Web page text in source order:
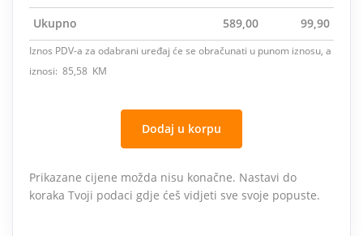
Ukupno 589,00 99,90
Iznos PDV-a za odabrani uređaj će se obračunati u punom iznosu, a
iznosi: 85,58 KM
Dodaj u korpu
Prikazane cijene možda nisu konačne. Nastavi do
koraka Tvoji podaci gdje ćeš vidjeti sve svoje popuste.